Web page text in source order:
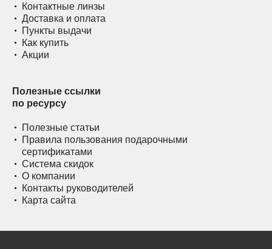
Контактные линзы
Доставка и оплата
Пункты выдачи
Как купить
Акции
Полезные ссылки
по ресурсу
Полезные статьи
Правила пользования подарочными
сертификатами
Система скидок
О компании
Контакты руководителей
Карта сайта